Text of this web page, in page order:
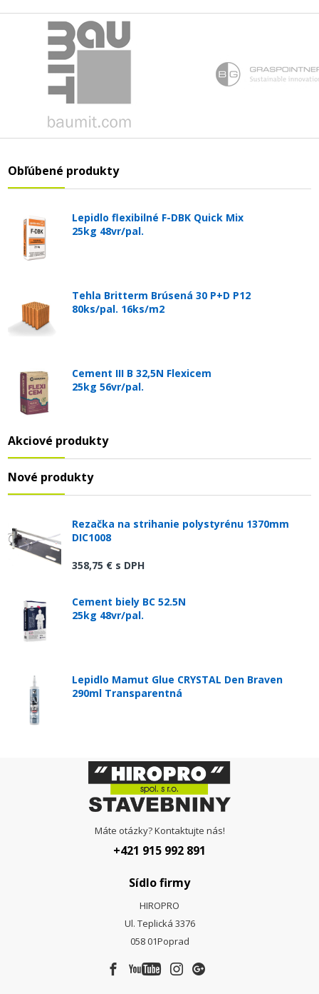
Obľúbené produkty
Lepidlo flexibilné F-DBK Quick Mix
25kg 48vr/pal.
Tehla Britterm Brúsená 30 P+D P12
80ks/pal. 16ks/m2
Cement III B 32,5N Flexicem
25kg 56vr/pal.
Akciové produkty
Nové produkty
Rezačka na strihanie polystyrénu 1370mm
DIC1008
358,75 € s DPH
Cement biely BC 52.5N
25kg 48vr/pal.
Lepidlo Mamut Glue CRYSTAL Den Braven
290ml Transparentná
Máte otázky? Kontaktujte nás!
+421 915 992 891
Sídlo firmy
HIROPRO
Ul. Teplická 3376
058 01Poprad